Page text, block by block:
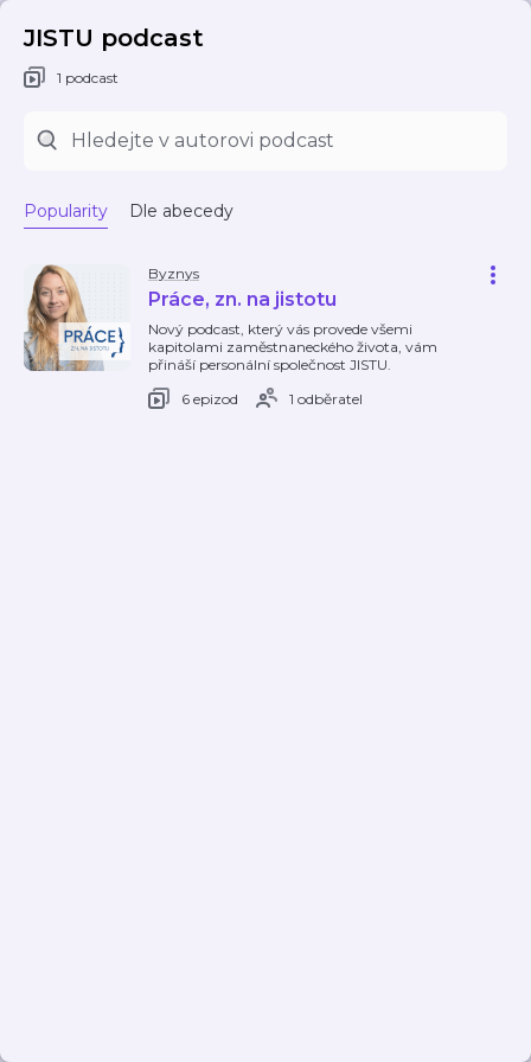
JISTU podcast
1 podcast
Popularity Dle abecedy
Byznys
Práce, zn. na jistotu
Nový podcast, který vás provede všemi
kapitolami zaměstnaneckého života, vám
přináší personální společnost JISTU.
6 epizod
1 odběratel